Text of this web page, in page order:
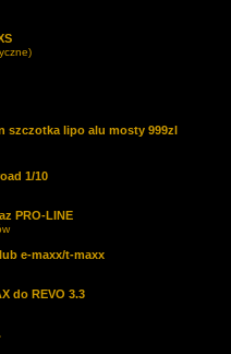
szczotka lipo alu mosty 999zl
1/10
PRO-LINE
e-maxx/t-maxx
do REVO 3.3